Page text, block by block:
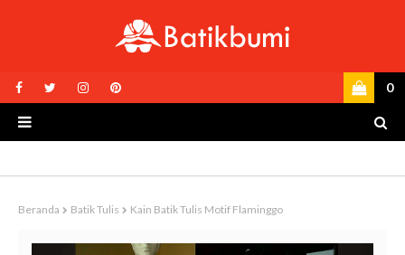
0
Beranda Batik Tulis Kain Batik Tulis Motif Flaminggo